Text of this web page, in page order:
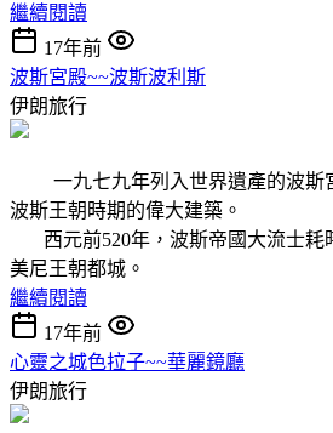
繼續閱讀
17年前
波斯宮殿~~波斯波利斯
伊朗旅行
一九七九年列入世界遺產的波斯
波斯王朝時期的偉大建築。
西元前520年，波斯帝國大流士耗
美尼王朝都城。
繼續閱讀
17年前
心靈之城色拉子~~華麗鏡廳
伊朗旅行